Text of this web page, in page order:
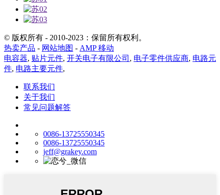
© 版权所有 - 2010-2023：保留所有权利。
热卖产品 - 网站地图 - AMP 移动
电容器, 贴片元件, 开关电子有限公司 , 电子零件供应商, 电路元
件, 电路主要元件,
联系我们
关于我们
常见问题解答
0086-13725550345
0086-13725550345
jeff@grakey.com